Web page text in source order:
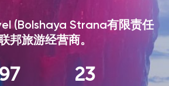
(Bolshaya Strana有限责任
邦旅游经营商。
97 23